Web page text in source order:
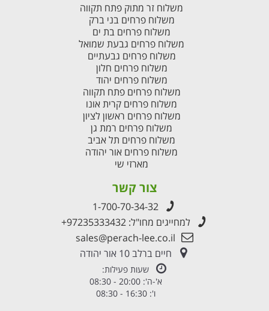
משלוח זר מתוק פתח תקווה
משלוח פרחים בני ברק
משלוח פרחים בת ים
משלוח פרחים גבעת שמואל
משלוח פרחים גבעתיים
משלוח פרחים חלון
משלוח פרחים יהוד
משלוח פרחים פתח תקווה
משלוח פרחים קרית אונו
משלוח פרחים ראשון לציון
משלוח פרחים רמת גן
משלוח פרחים תל אביב
משלוח פרחים אור יהודה
מארזי שי
צור קשר
1-700-70-34-32
למחייגים מחו"ל:+97235333432
sales@perach-lee.co.il
חיים ברלב 10 אור יהודה
שעות פעילות:
א'-ה': 20:00 - 08:30
ו': 16:30 - 08:30